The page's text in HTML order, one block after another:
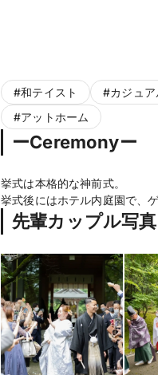
#和テイスト #カジュア
#アットホーム
ーCeremonyー
挙式は本格的な神前式。
挙式後にはホテル内庭園で、
先輩カップル写真